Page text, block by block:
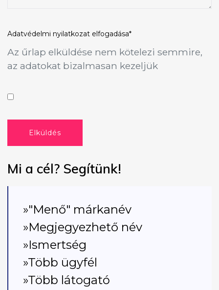
Adatvédelmi nyilatkozat elfogadása*
Az űrlap elküldése nem kötelezi semmire,
az adatokat bizalmasan kezeljük
Elküldés
Mi a cél? Segítünk!
»"Menő" márkanév
»Megjegyezhető név
»Ismertség
»Több ügyfél
»Több látogató